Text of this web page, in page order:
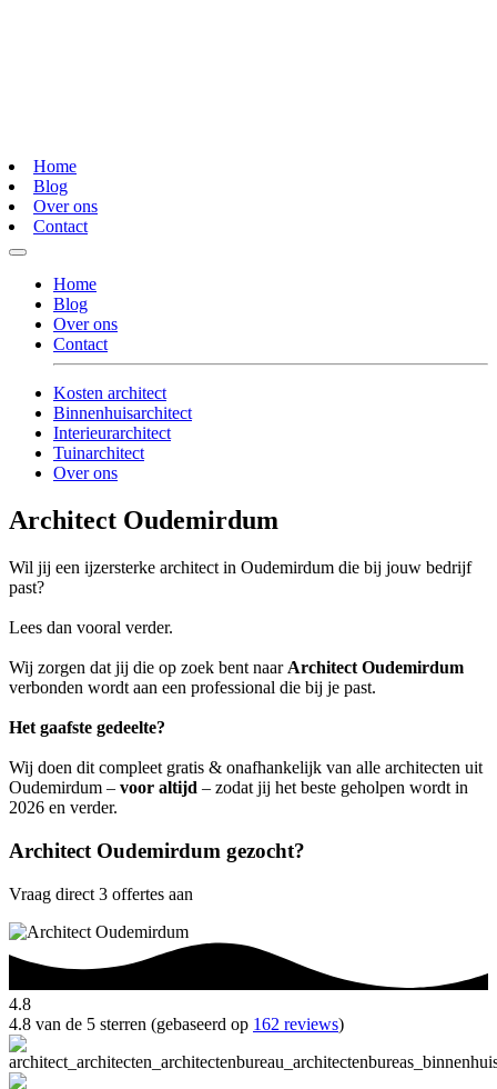
Home
Blog
Over ons
Contact
Home
Blog
Over ons
Contact
Kosten architect
Binnenhuisarchitect
Interieurarchitect
Tuinarchitect
Over ons
Architect Oudemirdum
Wil jij een ijzersterke architect in Oudemirdum die bij jouw bedrijf
past?
Lees dan vooral verder.
Wij zorgen dat jij die op zoek bent naar Architect Oudemirdum
verbonden wordt aan een professional die bij je past.
Het gaafste gedeelte?
Wij doen dit compleet gratis & onafhankelijk van alle architecten uit
Oudemirdum – voor altijd – zodat jij het beste geholpen wordt in
2026 en verder.
Architect Oudemirdum gezocht?
Vraag direct 3 offertes aan
4.8
4.8 van de 5 sterren (gebaseerd op 162 reviews)